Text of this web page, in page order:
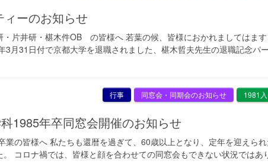
ィーのお知らせ
片井研・椹木件OB の皆様へ 若葉の候、皆様におかれましてはま
3月31日付で京都大学を退職されました、椹木哲夫先生の退職記念パ
1981入
同窓会・同期会のお知らせ
行事
科1985年卒同窓会開催のお知らせ
業の皆様へ 私たちも還暦を過ぎて、60歳以上となり、定年を迎えら
コロナ禍では、皆様と顔を合わせての同窓会もできない状況ではあ